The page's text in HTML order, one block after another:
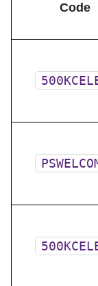
Code